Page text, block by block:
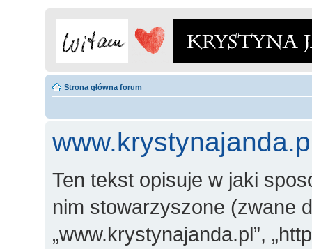
Strona główna forum
Ten tekst opisuje w jaki
nim stowarzyszone (zwane
„www.krystynajanda.pl”,